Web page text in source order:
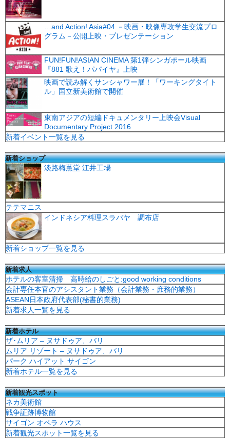
…and Action! Asia#04 －映画・映像専攻学生交流プロ
グラム－公開上映・プレゼンテーション
FUN!FUN!ASIAN CINEMA 第1弾シンガポール映画
『881 歌え！パパイヤ』上映
映画で読み解くサンシャワー展！「ワーキングタイト
ル」国立新美術館で開催
東南アジアの短編ドキュメンタリー上映会Visual
Documentary Project 2016
新着イベント一覧を見る
新着ショップ
淡路梅薫堂 江井工場
テテマニス
インドネシア料理スラバヤ 調布店
新着ショップ一覧を見る
新着求人
ホテルの客室清掃 高時給のしごと:good working conditions
会計専任本官のアシスタント業務（会計業務・庶務的業務）
ASEAN日本政府代表部(秘書的業務)
新着求人一覧を見る
新着ホテル
ザ･ムリア – ヌサドゥア、バリ
ムリア リゾート – ヌサドゥア、バリ
パーク ハイアット サイゴン
新着ホテル一覧を見る
新着観光スポット
ネカ美術館
戦争証跡博物館
サイゴン オペラ ハウス
新着観光スポット一覧を見る